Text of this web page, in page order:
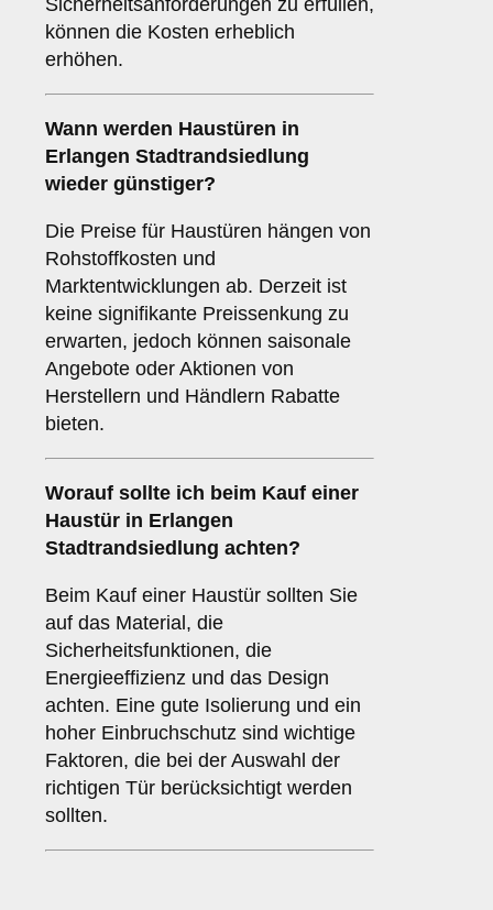
Sicherheitsanforderungen zu erfüllen,
können die Kosten erheblich
erhöhen.
Wann werden Haustüren in
Erlangen Stadtrandsiedlung
wieder günstiger?
Die Preise für Haustüren hängen von
Rohstoffkosten und
Marktentwicklungen ab. Derzeit ist
keine signifikante Preissenkung zu
erwarten, jedoch können saisonale
Angebote oder Aktionen von
Herstellern und Händlern Rabatte
bieten.
Worauf sollte ich beim Kauf einer
Haustür in Erlangen
Stadtrandsiedlung achten?
Beim Kauf einer Haustür sollten Sie
auf das Material, die
Sicherheitsfunktionen, die
Energieeffizienz und das Design
achten. Eine gute Isolierung und ein
hoher Einbruchschutz sind wichtige
Faktoren, die bei der Auswahl der
richtigen Tür berücksichtigt werden
sollten.